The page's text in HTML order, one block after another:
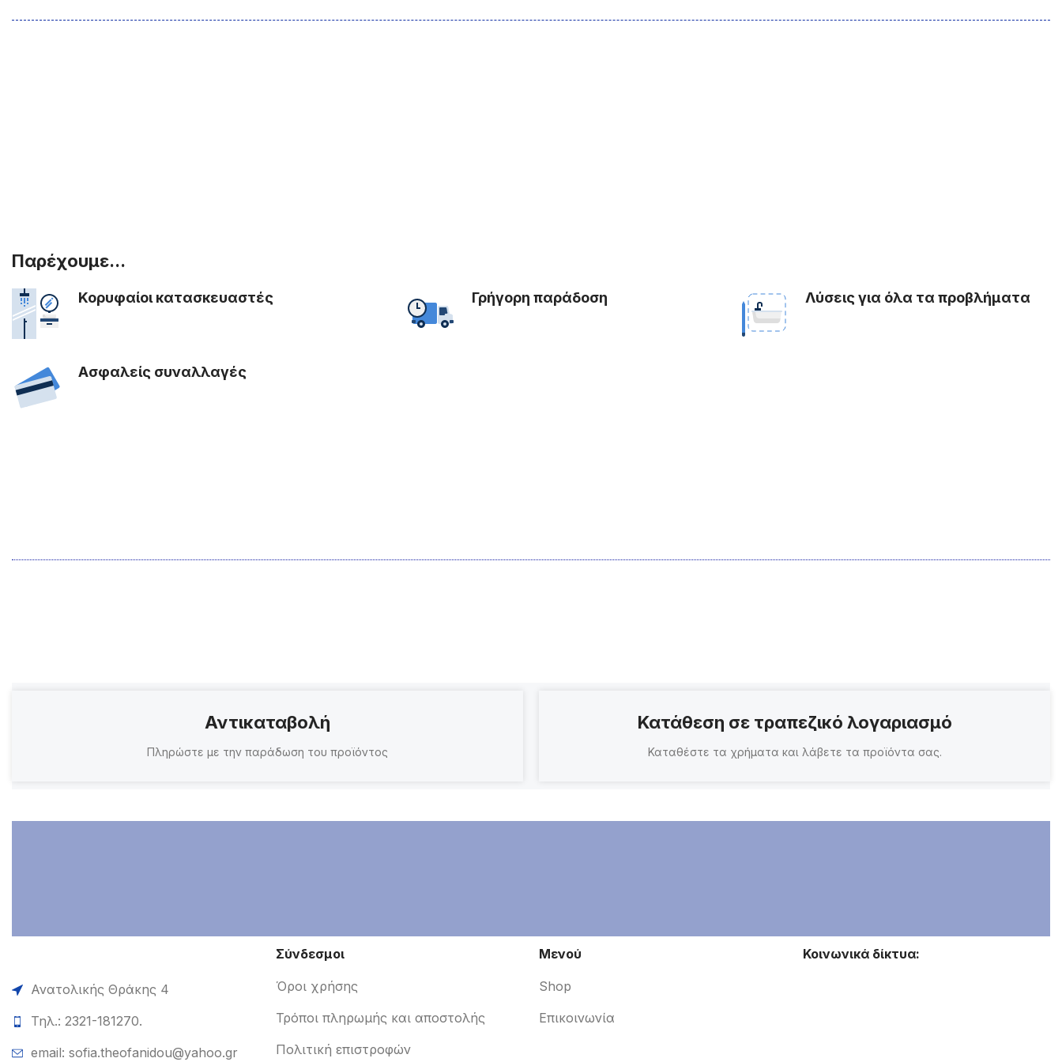
Παρέχουμε...
Κορυφαίοι κατασκευαστές Γρήγορη παράδοση Λύσεις για όλα τα προβλήματα
Ασφαλείς συναλλαγές
Αντικαταβολή
Πληρώστε με την παράδωση του προϊόντος
Κατάθεση σε τραπεζικό λογαριασμό
Καταθέστε τα χρήματα και λάβετε τα προϊόντα σας.
Ανατολικής Θράκης 4
Τηλ.: 2321-181270.
email: sofia.theofanidou@yahoo.gr
Σύνδεσμοι
Όροι χρήσης
Τρόποι πληρωμής και αποστολής
Πολιτική επιστροφών
Μενού
Shop
Επικοινωνία
Κοινωνικά δίκτυα: